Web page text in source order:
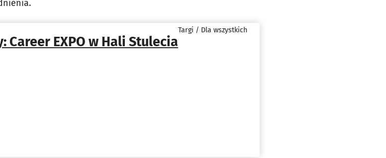
Career EXPO w Hali Stulecia
Targi / Dla wszystkich